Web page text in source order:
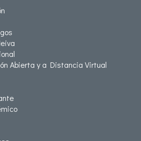
Abierta y a Distancia Virtual